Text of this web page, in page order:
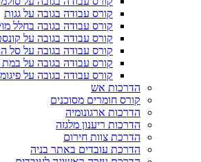
קורס עבודה בגובה על גגות
קורס עבודה בגובה בחלל
קורס עבודה בגובה על
קורס עבודה בגובה על סל
קורס עבודה בגובה על במת
קורס עבודה בגובה על
הדרכות אש
קורס חומרים מסוכנים
הדרכות ארגונומיה
הדרכות ריענון מלגזה
הדרכת צוות חירום
הדרכת עובדים באתר בניה